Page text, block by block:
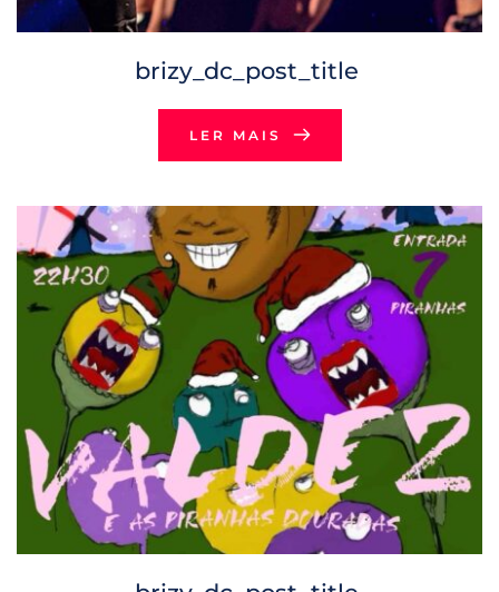
brizy_dc_post_title
LER MAIS